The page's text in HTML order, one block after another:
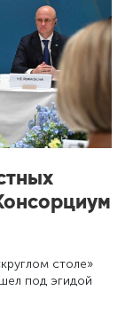
столе»
под эгидой